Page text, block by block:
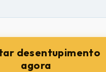
desentupimento
agora